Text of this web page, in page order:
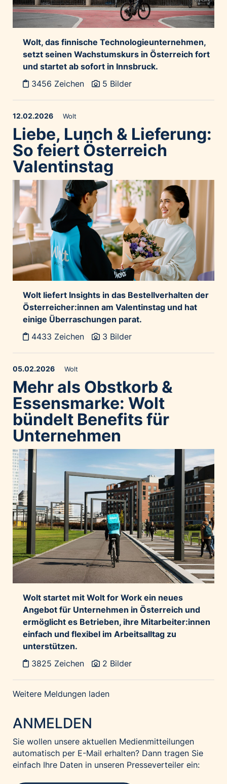
Wolt, das finnische Technologieunternehmen,
setzt seinen Wachstumskurs in Österreich fort
und startet ab sofort in Innsbruck.
3456 Zeichen
5 Bilder
12.02.2026 Wolt
Liebe, Lunch & Lieferung:
So feiert Österreich
Valentinstag
Wolt liefert Insights in das Bestellverhalten der
Österreicher:innen am Valentinstag und hat
einige Überraschungen parat.
4433 Zeichen
3 Bilder
05.02.2026 Wolt
Mehr als Obstkorb &
Essensmarke: Wolt
bündelt Benefits für
Unternehmen
Wolt startet mit Wolt for Work ein neues
Angebot für Unternehmen in Österreich und
ermöglicht es Betrieben, ihre Mitarbeiter:innen
einfach und flexibel im Arbeitsalltag zu
unterstützen.
3825 Zeichen
2 Bilder
Weitere Meldungen laden
ANMELDEN
Sie wollen unsere aktuellen Medienmitteilungen
automatisch per E-Mail erhalten? Dann tragen Sie
einfach Ihre Daten in unseren Presseverteiler ein: